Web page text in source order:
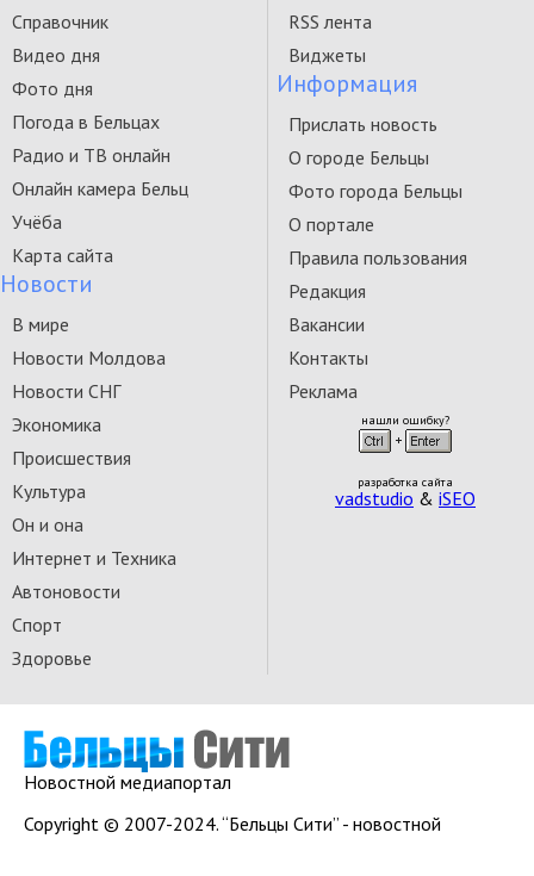
Справочник
Видео дня
Фото дня
Погода в Бельцах
Радио и ТВ онлайн
Онлайн камера Бельц
Учёба
Карта сайта
Новости
В мире
Новости Молдова
Новости СНГ
Экономика
Происшествия
Культура
Он и она
Интернет и Техника
Автоновости
Спорт
Здоровье
RSS лента
Виджеты
Информация
Прислать новость
О городе Бельцы
Фото города Бельцы
О портале
Правила пользования
Редакция
Вакансии
Контакты
Реклама
нашли ошибку?
разработка сайта
vadstudio & iSEO
Новостной медиапортал
Copyright © 2007-2024. “Бельцы Сити” - новостной